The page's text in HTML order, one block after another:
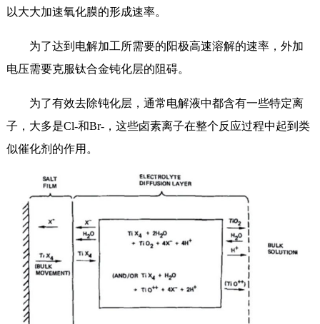
以大大加速氧化膜的形成速率。
为了达到电解加工所需要的阳极高速溶解的速率，外加
电压需要克服钛合金钝化层的阻碍。
为了有效去除钝化层，通常电解液中都含有一些特定离
子，大多是Cl-和Br-，这些卤素离子在整个反应过程中起到类
似催化剂的作用。